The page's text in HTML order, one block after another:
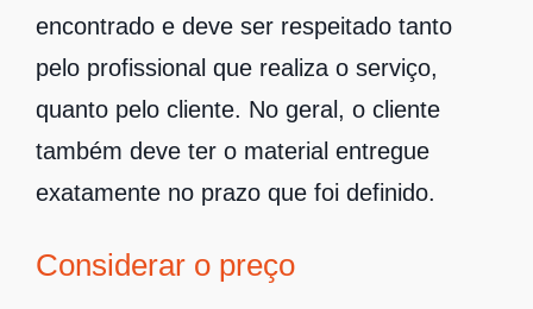
encontrado e deve ser respeitado tanto
pelo profissional que realiza o serviço,
quanto pelo cliente. No geral, o cliente
também deve ter o material entregue
exatamente no prazo que foi definido.
Considerar o preço